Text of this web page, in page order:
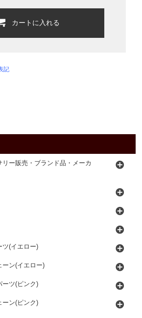
カートに入れる
記
ー販売・ブランド品・メーカ
ツ(イエロー)
ーン(イエロー)
ーツ(ピンク)
ーン(ピンク)